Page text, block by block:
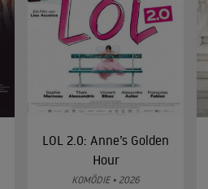
LOL 2.0: Anne’s Golden
Hour
KOMÖDIE • 2026